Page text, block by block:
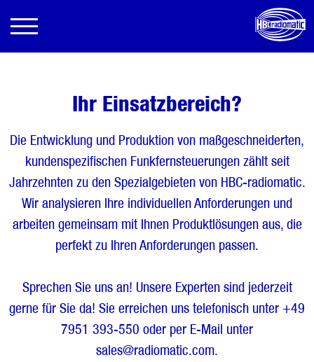
Ihr Einsatzbereich?
Die Entwicklung und Produktion von maßgeschneiderten,
kundenspezifischen Funkfernsteuerungen zählt seit
Jahrzehnten zu den Spezialgebieten von HBC-radiomatic.
Wir analysieren Ihre individuellen Anforderungen und
arbeiten gemeinsam mit Ihnen Produktlösungen aus, die
perfekt zu Ihren Anforderungen passen.
Sprechen Sie uns an! Unsere Experten sind jederzeit
gerne für Sie da! Sie erreichen uns telefonisch unter +49
7951 393-550 oder per E-Mail unter
sales@radiomatic.com.